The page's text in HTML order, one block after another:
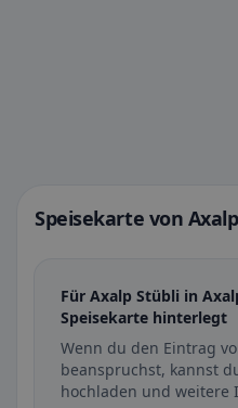
Speisekarte von
Für Axalp Stübli in
Speisekarte hinterlegt
Wenn du den Eintrag
beanspruchst, kannst
hochladen und weitere